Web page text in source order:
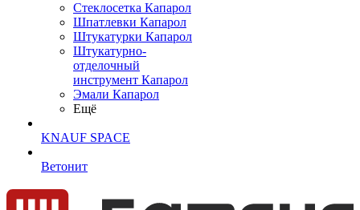
Cтеклосетка Капарол
Шпатлевки Капарол
Штукатурки Капарол
Штукатурно-
отделочный
инструмент Капарол
Эмали Капарол
Ещё
KNAUF SPACE
Ветонит